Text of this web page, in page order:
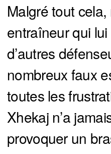
Malgré tout
entraîneur qui
d’autres
nombreux faux
toutes les
Xhekaj n’a
provoquer un